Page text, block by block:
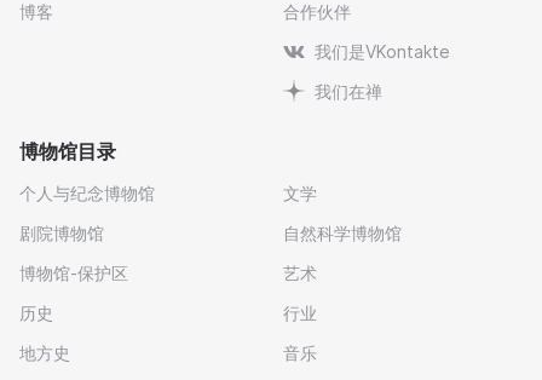
博客
合作伙伴
我们是VKontakte
我们在禅
博物馆目录
个人与纪念博物馆
剧院博物馆
博物馆-保护区
历史
地方史
文学
自然科学博物馆
艺术
行业
音乐